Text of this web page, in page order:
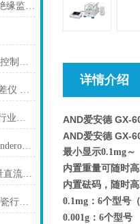
池田屋原装MIDORI绿安全绝缘监测电压发生器IGRS-500
精控未来：探索高精度温度控制器的无限潜能
ndk电色彩色LCD比色计/色差仪 ZE7700
密封性测试仪FKT-200：多行业品质守护的“全能选手“
池田屋精品！菅原研究所 Anderon分析仪 ADA-105 参数介绍
池田屋 TEXIO机架式大容量直流稳压电源 PSU12.5-240
写真化学Kakuhunter 用于陶瓷行业 解决方案 量产级高精度均匀分散
详情介绍
AND爱安德 GX-
AND爱安德 GX-
最小显示0.1mg～
内置重量可随时
内置砝码，随时
0.1mg：6个型号
0.001g：6个型号